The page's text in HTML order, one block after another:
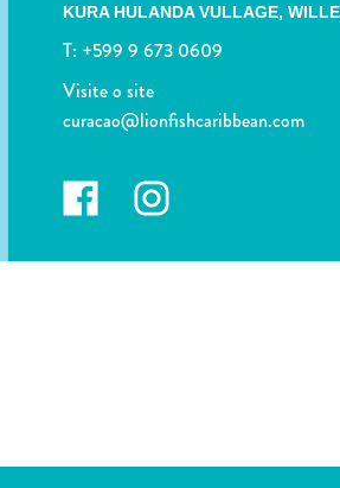
KURA HULANDA VULLAGE,
T: +599 9 673 0609
Visite o site
curacao@lionfishcaribbean.com